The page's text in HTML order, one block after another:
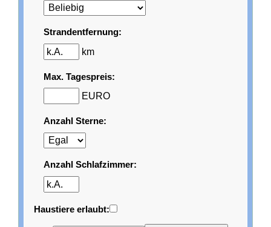
Strandentfernung:
km
Max. Tagespreis:
EURO
Anzahl Sterne:
Anzahl Schlafzimmer:
Haustiere erlaubt: